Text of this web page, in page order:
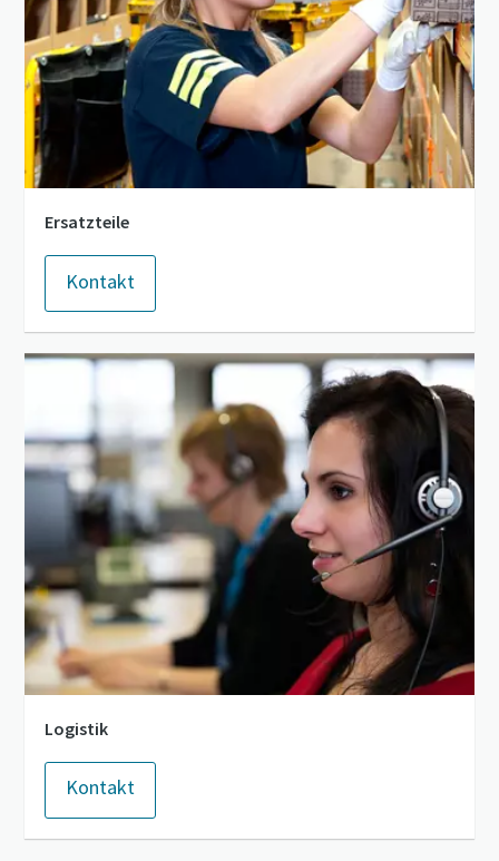
– alles, was Sie wissen müssen
Erfahren Sie mehr
Alles, was Sie über Ihren pneumatischen
Förderprozess wissen müssen
Entdecken Sie, wie Sie einen effizienteren pneumatischen
Förderprozess schaffen können.
Ersatzteile
Kontakt
Logistik
Kontakt
gesammelten Informationen
Informationen finden Sie in
unserer Datenschutzrichtlinie.
Datenschutzrichtlinie
gelesen und akzeptiert.
Ich erkläre mich hiermit
ausdrücklich damit
einverstanden, dass Atlas
Copco mir
Marketinginformationen
über seine Produkte
zusendet, mich auf
freiwilliger Basis zur
Teilnahme an Online-
Umfragen einlädt oder seine